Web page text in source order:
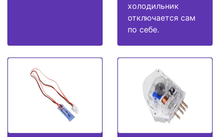
холодильник
отключается сам
по себе.